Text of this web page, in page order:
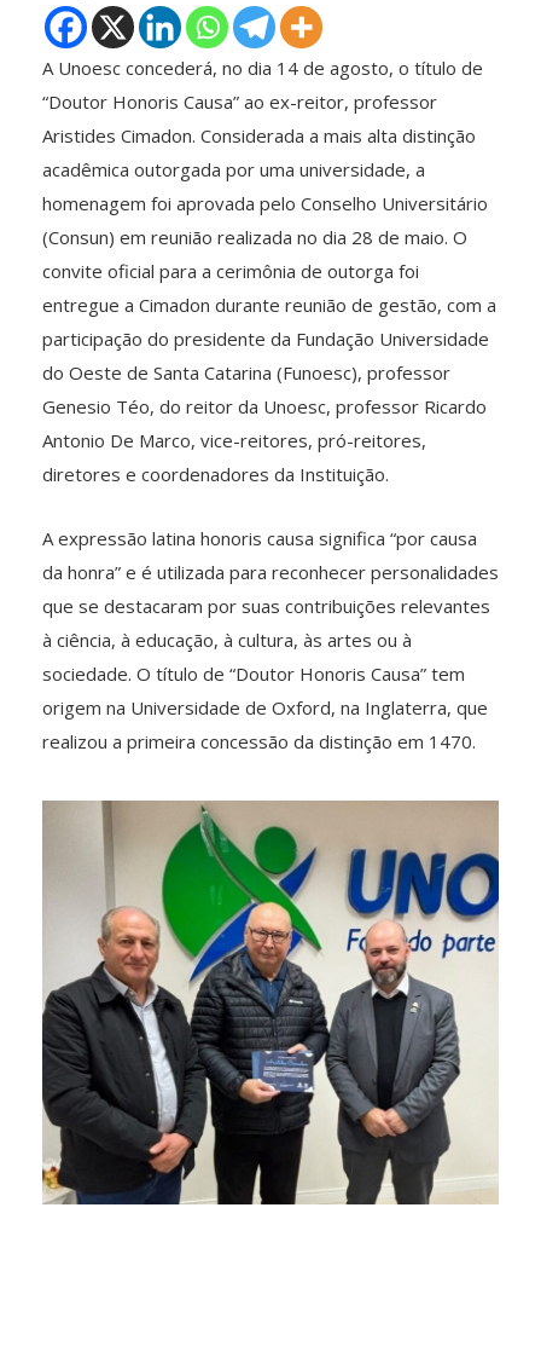
A Unoesc concederá, no dia 14 de agosto, o título de
“Doutor Honoris Causa” ao ex-reitor, professor
Aristides Cimadon. Considerada a mais alta distinção
acadêmica outorgada por uma universidade, a
homenagem foi aprovada pelo Conselho Universitário
(Consun) em reunião realizada no dia 28 de maio. O
convite oficial para a cerimônia de outorga foi
entregue a Cimadon durante reunião de gestão, com a
participação do presidente da Fundação Universidade
do Oeste de Santa Catarina (Funoesc), professor
Genesio Téo, do reitor da Unoesc, professor Ricardo
Antonio De Marco, vice-reitores, pró-reitores,
diretores e coordenadores da Instituição.
A expressão latina honoris causa significa “por causa
da honra” e é utilizada para reconhecer personalidades
que se destacaram por suas contribuições relevantes
à ciência, à educação, à cultura, às artes ou à
sociedade. O título de “Doutor Honoris Causa” tem
origem na Universidade de Oxford, na Inglaterra, que
realizou a primeira concessão da distinção em 1470.